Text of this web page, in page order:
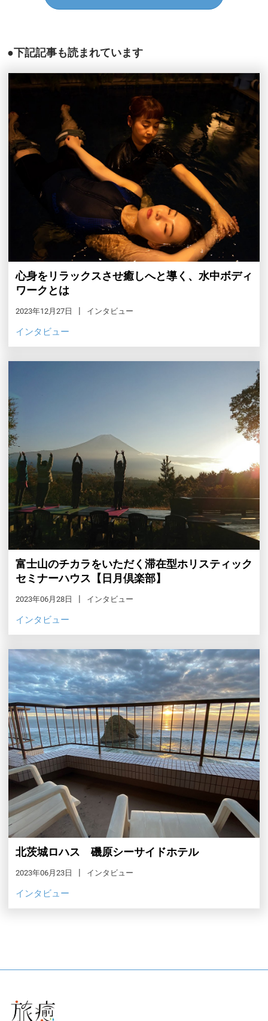
●下記記事も読まれています
心身をリラックスさせ癒しへと導く、水中ボディ
ワークとは
2023年12月27日 インタビュー
インタビュー
富士山のチカラをいただく滞在型ホリスティック
セミナーハウス【日月倶楽部】
2023年06月28日 インタビュー
インタビュー
北茨城ロハス 磯原シーサイドホテル
2023年06月23日 インタビュー
インタビュー